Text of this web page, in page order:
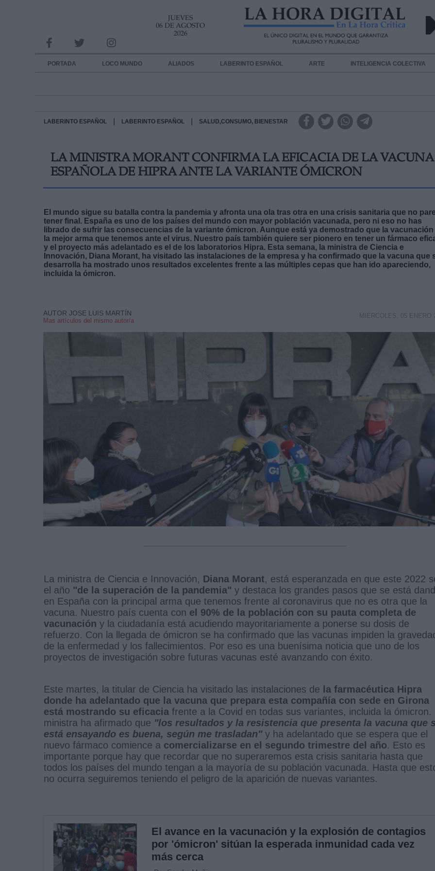
JUEVES
06 DE AGOSTO
2026
PORTADA LOCO MUNDO ALIADOS LABERINTO ESPAÑOL ARTE INTELIGENCIA COLECTIVA
LABERINTO ESPAÑOL LABERINTO ESPAÑOL SALUD,CONSUMO, BIENESTAR
LA MINISTRA MORANT CONFIRMA LA EFICACIA DE LA VACUNA
ESPAÑOLA DE HIPRA ANTE LA VARIANTE ÓMICRON
El mundo sigue su batalla contra la pandemia y afronta una ola tras otra en una crisis sanitaria que no
tener final. España es uno de los países del mundo con mayor población vacunada, pero ni eso no has
librado de sufrir las consecuencias de la variante ómicron. Aunque está ya demostrado que la vacunación
la mejor arma que tenemos ante el virus. Nuestro país también quiere ser pionero en tener un fármaco
y el proyecto más adelantado es el de los laboratorios Hipra. Esta semana, la ministra de Ciencia e
Innovación, Diana Morant, ha visitado las instalaciones de la empresa y ha confirmado que la vacuna que
desarrolla ha mostrado unos resultados excelentes frente a las múltiples cepas que han ido apareciendo,
incluida la ómicron.
AUTOR JOSE LUIS MARTÍN
Mas artículos del mismo autor/a
MIÉRCOLES, 05 ENERO
La ministra de Ciencia e Innovación, Diana Morant, está esperanzada en que este 2022
el año "de la superación de la pandemia" y destaca los grandes pasos que se está
en España con la principal arma que tenemos frente al coronavirus que no es otra que la
vacuna. Nuestro país cuenta con el 90% de la población con su pauta completa de
vacunación y la ciudadanía está acudiendo mayoritariamente a ponerse su dosis de
refuerzo. Con la llegada de ómicron se ha confirmado que las vacunas impiden la
de la enfermedad y los fallecimientos. Por eso es una buenísima noticia que uno de los
proyectos de investigación sobre futuras vacunas esté avanzando con éxito.
Este martes, la titular de Ciencia ha visitado las instalaciones de la farmacéutica Hipra
donde ha adelantado que la vacuna que prepara esta compañía con sede en Girona
está mostrando su eficacia frente a la Covid en todas sus variantes, incluida la ómicron.
ministra ha afirmado que "los resultados y la resistencia que presenta la vacuna que
está ensayando es buena, según me trasladan"y ha adelantado que se espera que el
nuevo fármaco comience a comercializarse en el segundo trimestre del año. Esto es
importante porque hay que recordar que no superaremos esta crisis sanitaria hasta que
todos los países del mundo tengan a la mayoría de su población vacunada. Hasta que
no ocurra seguiremos teniendo el peligro de la aparición de nuevas variantes.
El avance en la vacunación y la explosión de contagios
por 'ómicron' sitúan la esperada inmunidad cada vez
más cerca
INFORMACION SOBRE LA PROTECCIÓN DE TUS DATOS
Responsable:
Destinatarios:
link
Información adicional
link